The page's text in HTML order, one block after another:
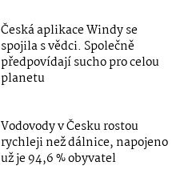
Česká aplikace Windy se
spojila s vědci. Společně
předpovídají sucho pro celou
planetu
Vodovody v Česku rostou
rychleji než dálnice, napojeno
už je 94,6 % obyvatel